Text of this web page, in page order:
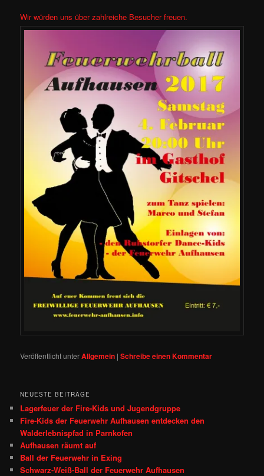
Wir würden uns über zahlreiche Besucher freuen.
Veröffentlicht unterAllgemein |Schreibe einen Kommentar
NEUESTE BEITRÄGE
Lagerfeuer der Fire-Kids und Jugendgruppe
Fire‑Kids der Feuerwehr Aufhausen entdecken den
Walderlebnispfad in Parnkofen
Aufhausen räumt auf
Ball der Feuerwehr in Exing
Schwarz-Weiß-Ball der Feuerwehr Aufhausen